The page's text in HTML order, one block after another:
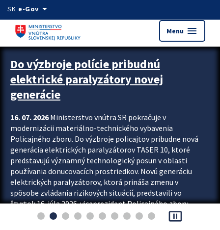
Preskocit na hlavný obsah
SK e-Govarrow_drop_down
Menu menu
Zastavit automatický posun upútavok
Do výzbroje polície pribudnú
elektrické paralyzátory novej
generácie
16. 07. 2026Ministerstvo vnútra SR pokračuje v
modernizácii materiálno-technického vybavenia
Policajného zboru. Do výzbroje policajtov pribudne nová
generácia elektrických paralyzátorov TASER 10, ktoré
predstavujú významný technologický posun v oblasti
používania donucovacích prostriedkov. Novú generáciu
elektrických paralyzátorov, ktorá prináša zmenu v
spôsobe zvládania rizikových situácií, predstavili vo
štvrtok 16. júla 2026 viceprezident Policajného zboru
Rastislav Polakovič a riaditeľ odboru výcviku...
pause_presentation